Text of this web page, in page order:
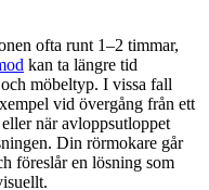
ofta runt 1–2 timmar,
kan ta längre tid
möbeltyp. I vissa fall
vid övergång från ett
när avloppsutloppet
Din rörmokare går
föreslår en lösning som